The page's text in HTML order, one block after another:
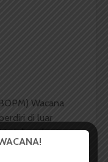
Wacana
di luar
oleh mahasiswa